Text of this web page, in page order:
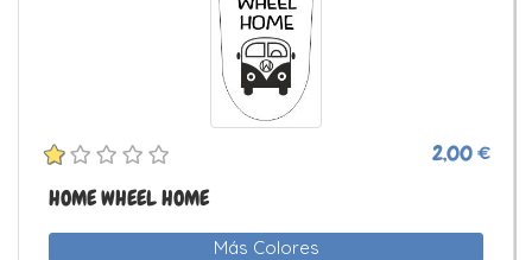
2,00 €
HOME WHEEL HOME
Más Colores